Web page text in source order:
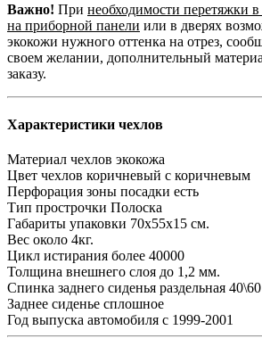
Важно! При необходимости перетяжки
на приборной панели или в дверях
экокожи нужного оттенка на отрез,
своем желании, дополнительный
заказу.
Характеристики чехлов
Материал чехлов экокожа
Цвет чехлов коричневый с коричневым
Перфорация зоны посадки есть
Тип прострочки Полоска
Габариты упаковки 70х55х15 см.
Вес около 4кг.
Цикл истирания более 40000
Толщина внешнего слоя до 1,2 мм.
Спинка заднего сиденья раздельная 40\60
Заднее сиденье сплошное
Год выпуска автомобиля с 1999-2001